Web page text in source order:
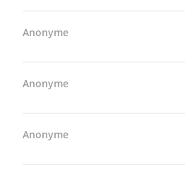
Anonyme
Anonyme
Anonyme